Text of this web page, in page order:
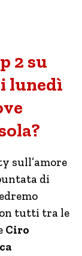
2 su
lunedì
sull’amore
di
tutti tra le
Ciro